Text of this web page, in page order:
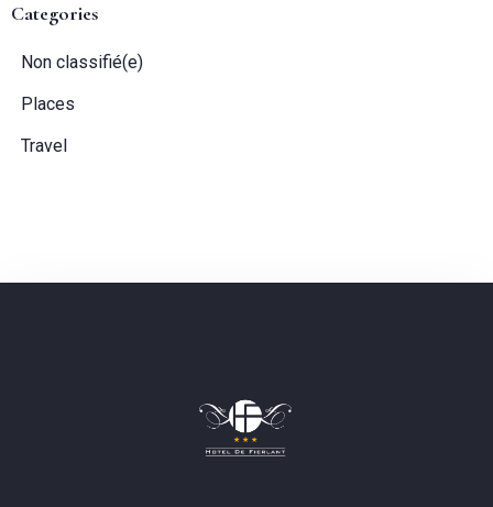
Categories
Non classifié(e)
Places
Travel